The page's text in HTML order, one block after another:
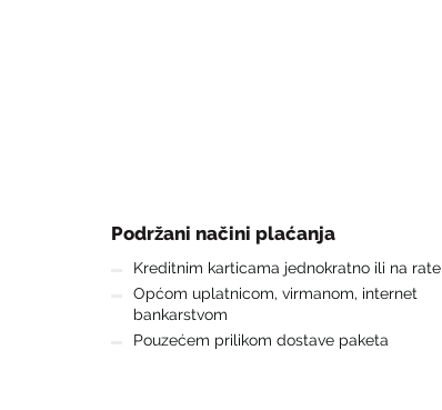
Podržani načini plaćanja
Kreditnim karticama jednokratno ili na rate
Općom uplatnicom, virmanom, internet
bankarstvom
Pouzećem prilikom dostave paketa